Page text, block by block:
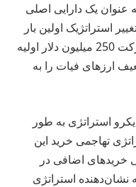
عنوان یک دارایی اصلی
استراتژیک اولین بار
در سال 2020 آغاز شد، زمانی که شرکت 250 میلیون دلار اولیه
ارزهای فیات را به
مایکرو استراتژی به طور
تهاجمی خرید این
خریدهای اضافی در
استراتژی